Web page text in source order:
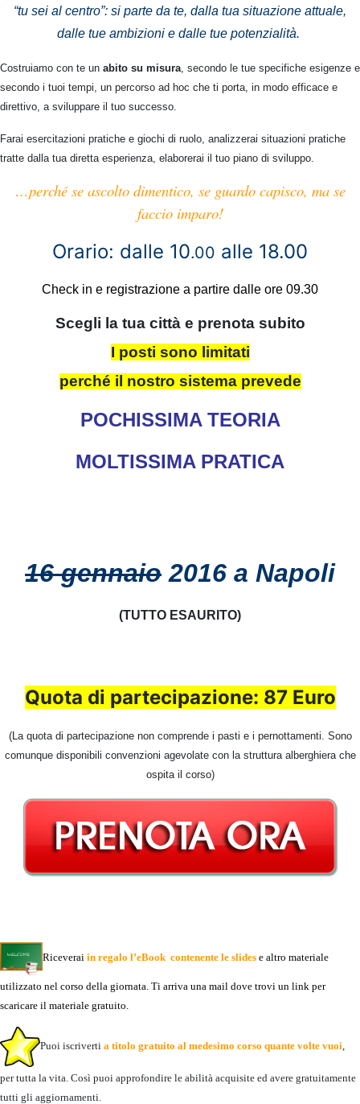
“tu sei al centro”: si parte da te, dalla tua situazione attuale,
dalle tue ambizioni e dalle tue potenzialità.
Costruiamo con te un abito su misura , secondo le tue specifiche esigenze e
secondo i tuoi tempi, un percorso ad hoc che ti porta, in modo efficace e
direttivo, a sviluppare il tuo successo.
Farai esercitazioni pratiche e giochi di ruolo, analizzerai situazioni pratiche
tratte dalla tua diretta esperienza, elaborerai il tuo piano di sviluppo.
…perché se ascolto dimentico, se guardo capisco, ma se
faccio imparo!
Orario: dalle 10.00 alle 18.00
Check in e registrazione a partire dalle ore 09.30
Scegli la tua città e prenota subito
I posti sono limitati
perché il nostro sistema prevede
POCHISSIMA TEORIA
MOLTISSIMA PRATICA
16 gennaio 2016 a Napoli
(TUTTO ESAURITO)
Quota di partecipazione: 87 Euro
(La quota di partecipazione non comprende i pasti e i pernottamenti. Sono
comunque disponibili convenzioni agevolate con la struttura alberghiera che
ospita il corso)
Riceverai in regalo l’eBook contenente le slides e altro materiale
utilizzato nel corso della giornata. Ti arriva una mail dove trovi un link per
scaricare il materiale gratuito.
Puoi iscriverti a titolo gratuito al medesimo corso quante volte vuoi
per tutta la vita. Così puoi approfondire le abilità acquisite ed avere gratuitamente
tutti gli aggiornamenti.